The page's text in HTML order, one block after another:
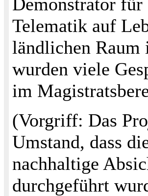
Telematik auf
ländlichen
wurden viele
im
(Vorgriff: Das
Umstand, dass
nachhaltige
durchgeführt